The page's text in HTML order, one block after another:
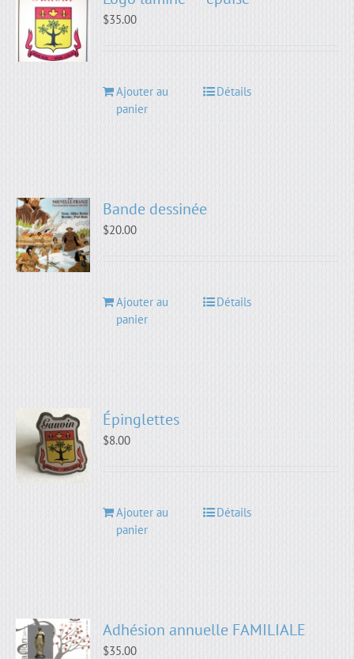
$35.00
Ajouter au
panier
Détails
Bande dessinée
$20.00
Ajouter au
panier
Détails
Épinglettes
$8.00
Ajouter au
panier
Détails
Adhésion annuelle FAMILIALE
$35.00